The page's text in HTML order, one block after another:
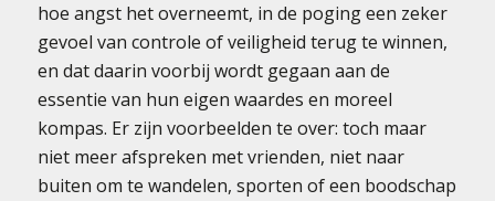
hoe angst het overneemt, in de poging een zeker
gevoel van controle of veiligheid terug te winnen,
en dat daarin voorbij wordt gegaan aan de
essentie van hun eigen waardes en moreel
kompas. Er zijn voorbeelden te over: toch maar
niet meer afspreken met vrienden, niet naar
buiten om te wandelen, sporten of een boodschap